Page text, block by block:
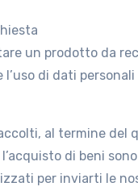
un prodotto da
di dati
al termine del
di beni
per inviarti le